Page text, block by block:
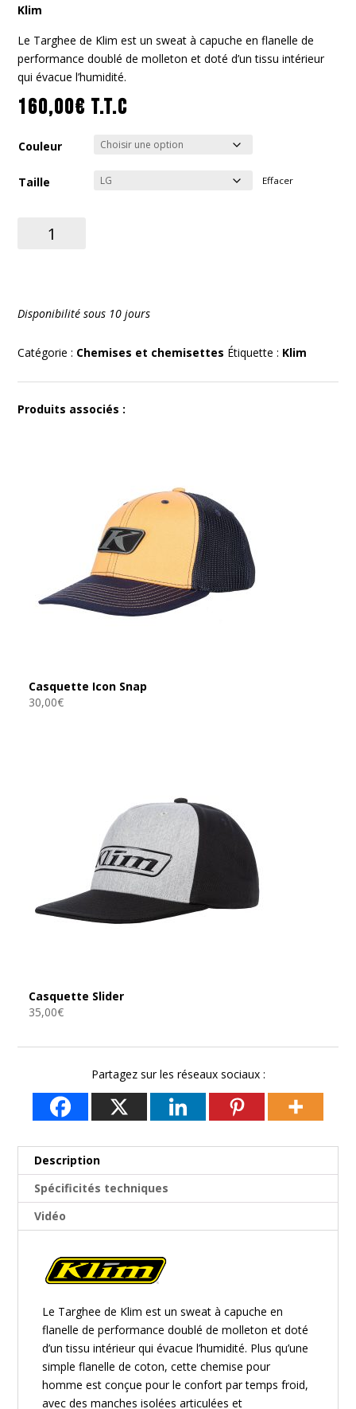
Klim
Le Targhee de Klim est un sweat à capuche en flanelle de
performance doublé de molleton et doté d’un tissu intérieur
qui évacue l’humidité.
160,00€ T.T.C
Couleur
Taille Effacer
quantité
Targhee
Disponibilité sous 10 jours
Catégorie : Chemises et chemisettes Étiquette : Klim
Produits associés :
Casquette Icon Snap
30,00€
Casquette Slider
35,00€
Partagez sur les réseaux sociaux :
Description
Spécificités techniques
Vidéo
Le Targhee de Klim est un sweat à capuche en
flanelle de performance doublé de molleton et doté
d’un tissu intérieur qui évacue l’humidité. Plus qu’une
simple flanelle de coton, cette chemise pour
homme est conçue pour le confort par temps froid,
avec des manches isolées articulées et